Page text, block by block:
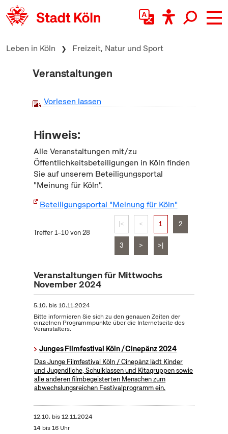
zum Inhalt springen
Leben in Köln Freizeit, Natur und Sport
Veranstaltungen
Vorlesen lassen
Hinweis:
Alle Veranstaltungen mit/zu
Öffentlichkeitsbeteiligungen in Köln finden
Sie auf unserem Beteiligungsportal
"Meinung für Köln".
Beteiligungsportal "Meinung für Köln"
Treffer 1–10 von 28
|< < 1 2
3 > >|
Veranstaltungen für Mittwochs
November 2024
5.10. bis10.11.2024
Bitte informieren Sie sich zu den genauen Zeiten der
einzelnen Programmpunkte über die Internetseite des
Veranstalters.
Junges Filmfestival Köln / Cinepänz 2024
Das Junge Filmfestival Köln / Cinepänz lädt Kinder
und Jugendliche, Schulklassen und Kitagruppen sowie
alle anderen filmbegeisterten Menschen zum
abwechslungsreichen Festivalprogramm ein.
12.10. bis12.11.2024
14 bis 16 Uhr